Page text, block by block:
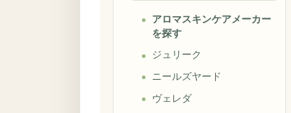
アロマスキンケアメーカー
を探す
ジュリーク
ニールズヤード
ヴェレダ